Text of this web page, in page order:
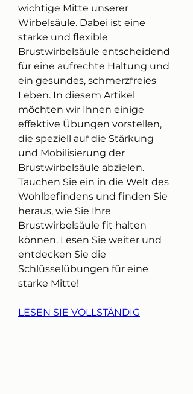
wichtige Mitte unserer
Wirbelsäule. Dabei ist eine
starke und flexible
Brustwirbelsäule entscheidend
für eine aufrechte Haltung und
ein gesundes, schmerzfreies
Leben. In diesem Artikel
möchten wir Ihnen einige
effektive Übungen vorstellen,
die speziell auf die Stärkung
und Mobilisierung der
Brustwirbelsäule abzielen.
Tauchen Sie ein in die Welt des
Wohlbefindens und finden Sie
heraus, wie Sie Ihre
Brustwirbelsäule fit halten
können. Lesen Sie weiter und
entdecken Sie die
Schlüsselübungen für eine
starke Mitte!
LESEN SIE VOLLSTÄNDIG